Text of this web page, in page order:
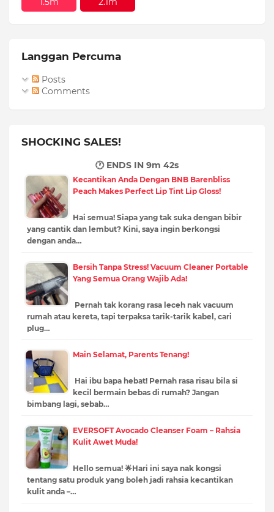
Langgan Percuma
Posts
Comments
SHOCKING SALES!
🕐 ENDS IN 9m 40s
Kecantikan Anda Dengan BNB Barenbliss
Peach Makes Perfect Lip Tint Lip Gloss!
Hai semua! Siapa yang tak suka dengan bibir
yang cantik dan lembut? Kini, saya ingin berkongsi
dengan anda…
Bersih Tanpa Stress! Vacuum Cleaner Portable
Yang Semua Orang Wajib Ada!
Pernah tak korang rasa leceh nak vacuum
rumah atau kereta, tapi terpaksa tarik-tarik kabel, cari
plug…
Main Selamat, Parents Tenang!
Hai ibu bapa hebat! Pernah rasa risau bila si
kecil bermain bebas di rumah? Jangan
bimbang lagi, sebab…
EVERSOFT Avocado Cleanser Foam – Rahsia
Kulit Awet Muda!
Hello semua! 🌟Hari ini saya nak kongsi
tentang satu produk yang boleh jadi rahsia kecantikan
kulit anda –…